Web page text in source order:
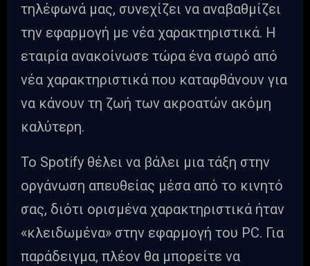
τηλέφωνά μας, συνεχίζει να αναβαθμίζει
την εφαρμογή με νέα χαρακτηριστικά. Η
εταιρία ανακοίνωσε τώρα ένα σωρό από
νέα χαρακτηριστικά που καταφθάνουν για
να κάνουν τη ζωή των ακροατών ακόμη
καλύτερη.
Το Spotify θέλει να βάλει μια τάξη στην
οργάνωση απευθείας μέσα από το κινητό
σας, διότι ορισμένα χαρακτηριστικά ήταν
«κλειδωμένα» στην εφαρμογή του PC. Για
παράδειγμα, πλέον θα μπορείτε να